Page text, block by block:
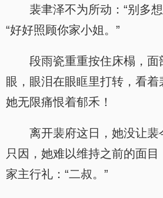
裴聿泽不为所动：“别多
“好好照顾你家小姐。”
段雨瓷重重按住床榻，面
眼，眼泪在眼眶里打转，看着
她无限痛恨着郁禾！
离开裴府这日，她没让裴
只因，她难以维持之前的面
家主行礼：“二叔。”